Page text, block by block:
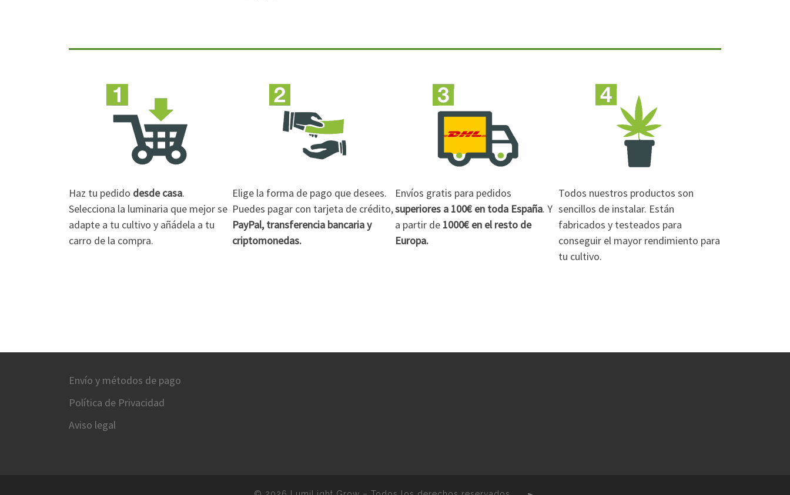
Haz tu pedido desde casa.
Selecciona la luminaria que mejor se
adapte a tu cultivo y añádela a tu
carro de la compra.
Elige la forma de pago que desees.
Puedes pagar con tarjeta de crédito,
PayPal, transferencia bancaria y
criptomonedas.
Envíos gratis para pedidos
superiores a 100€ en toda España. Y
a partir de 1000€ en el resto de
Europa.
Todos nuestros productos son
sencillos de instalar. Están
fabricados y testeados para
conseguir el mayor rendimiento para
tu cultivo.
Envío y métodos de pago
Política de Privacidad
Aviso legal